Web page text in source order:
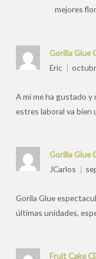
mejores
Gorilla Glue
Eric
A mi me ha gustado y
estres laboral va bien
Gorilla Glue
JCarlos
Gorila Glue
últimas unidades,
Fruit Cake